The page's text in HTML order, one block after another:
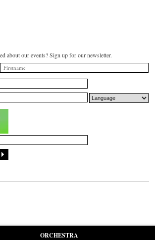
about our events? Sign up for our newsletter.
ORCHESTRA